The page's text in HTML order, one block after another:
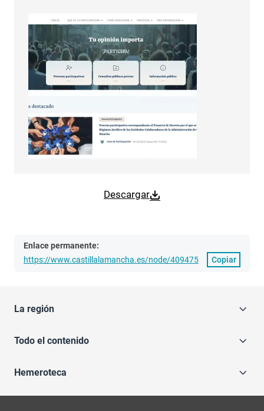
Descargar
Enlace permanente:
https://www.castillalamancha.es/node/409475
Copiar
La región
Todo el contenido
Hemeroteca